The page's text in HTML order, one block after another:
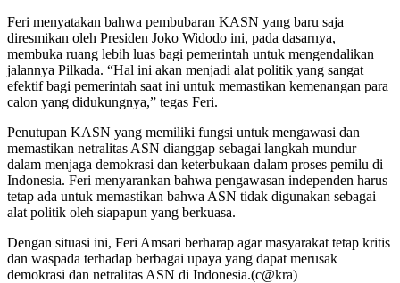
Feri menyatakan bahwa pembubaran KASN yang baru saja
diresmikan oleh Presiden Joko Widodo ini, pada dasarnya,
membuka ruang lebih luas bagi pemerintah untuk mengendalikan
jalannya Pilkada. “Hal ini akan menjadi alat politik yang sangat
efektif bagi pemerintah saat ini untuk memastikan kemenangan para
calon yang didukungnya,” tegas Feri.
Penutupan KASN yang memiliki fungsi untuk mengawasi dan
memastikan netralitas ASN dianggap sebagai langkah mundur
dalam menjaga demokrasi dan keterbukaan dalam proses pemilu di
Indonesia. Feri menyarankan bahwa pengawasan independen harus
tetap ada untuk memastikan bahwa ASN tidak digunakan sebagai
alat politik oleh siapapun yang berkuasa.
Dengan situasi ini, Feri Amsari berharap agar masyarakat tetap kritis
dan waspada terhadap berbagai upaya yang dapat merusak
demokrasi dan netralitas ASN di Indonesia.(c@kra)